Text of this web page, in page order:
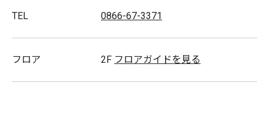
TEL 0866-67-3371
フロア 2F フロアガイドを見る